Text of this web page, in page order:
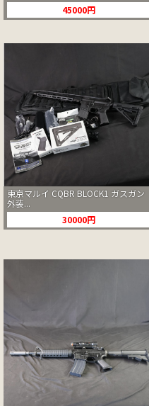
45000円
東京マルイ CQBR BLOCK1 ガスガン
外装...
30000円